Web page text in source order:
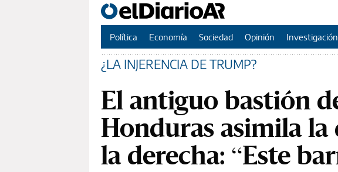
Política Economía Sociedad Opinión Investigación
¿LA INJERENCIA DE TRUMP?
El antiguo bastión
Honduras asimila
la derecha: “Este